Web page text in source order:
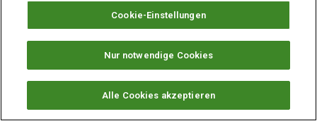
Cookie-Einstellungen
Nur notwendige Cookies
Alle Cookies akzeptieren